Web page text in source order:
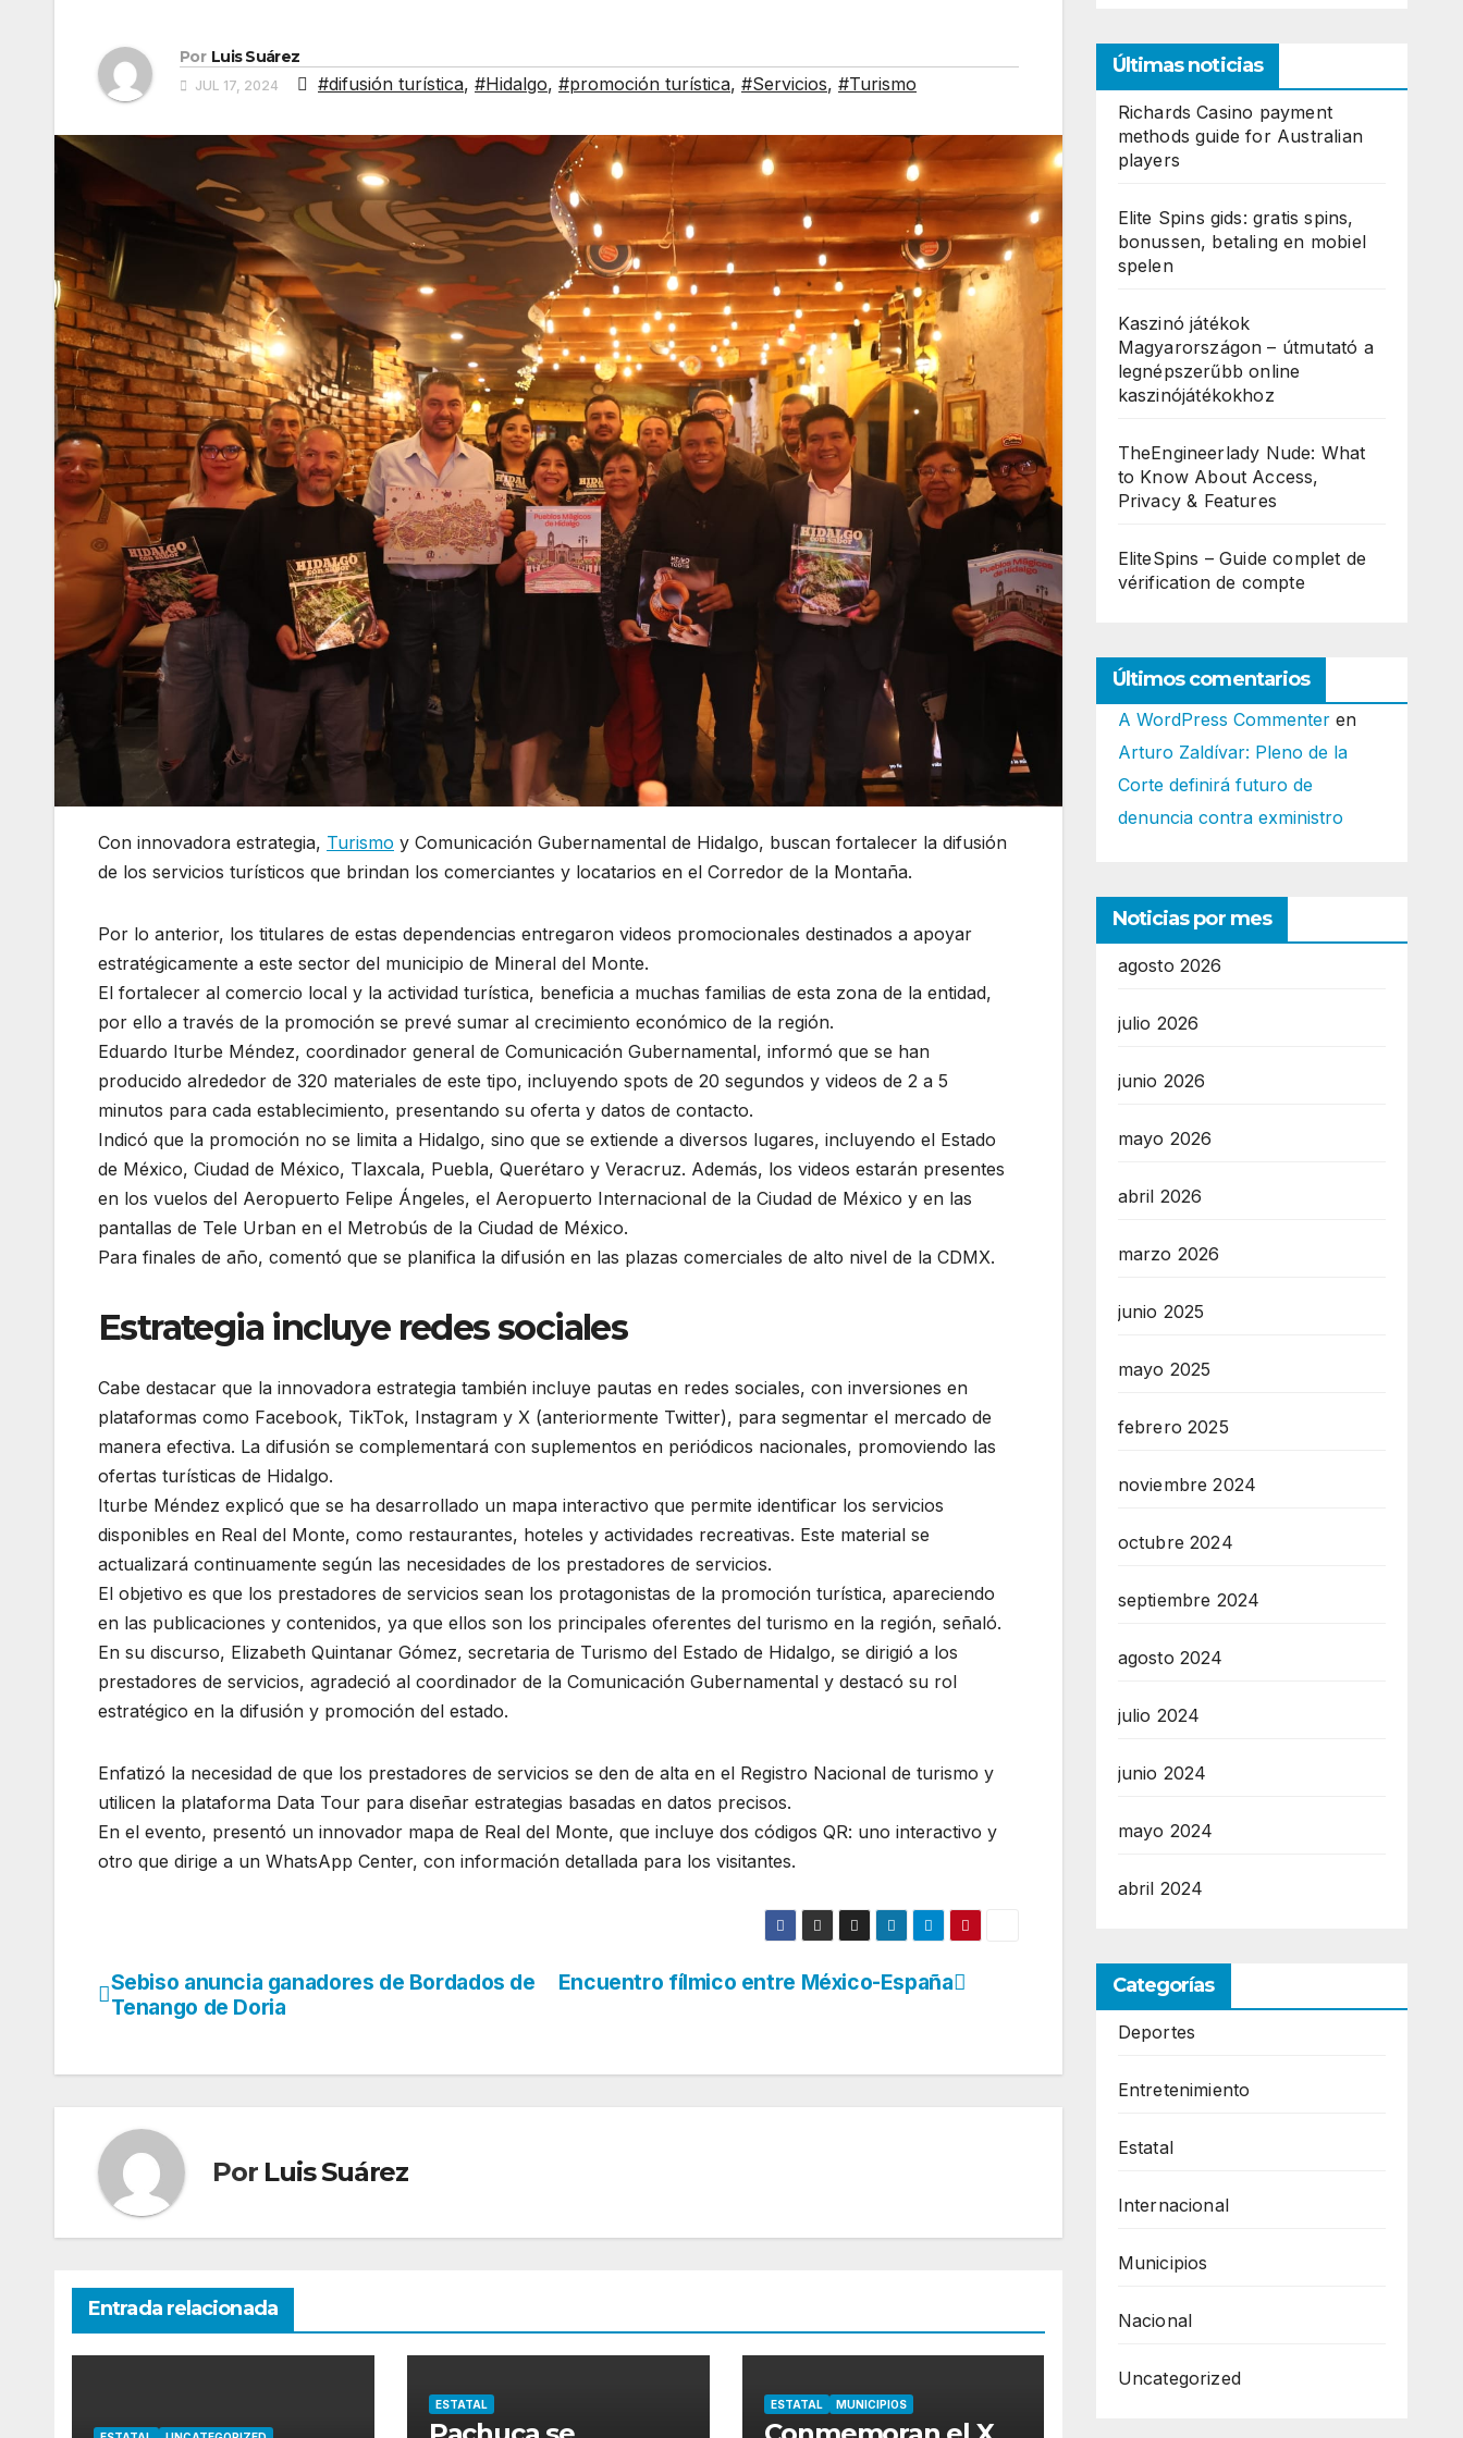
Por Luis Suárez
JUL 17, 2024 #difusión turística, #Hidalgo, #promoción turística, #Servicios, #Turismo
Con innovadora estrategia, Turismo y Comunicación Gubernamental de Hidalgo, buscan fortalecer la difusión
de los servicios turísticos que brindan los comerciantes y locatarios en el Corredor de la Montaña.
Por lo anterior, los titulares de estas dependencias entregaron videos promocionales destinados a apoyar
estratégicamente a este sector del municipio de Mineral del Monte.
El fortalecer al comercio local y la actividad turística, beneficia a muchas familias de esta zona de la entidad,
por ello a través de la promoción se prevé sumar al crecimiento económico de la región.
Eduardo Iturbe Méndez, coordinador general de Comunicación Gubernamental, informó que se han
producido alrededor de 320 materiales de este tipo, incluyendo spots de 20 segundos y videos de 2 a 5
minutos para cada establecimiento, presentando su oferta y datos de contacto.
Indicó que la promoción no se limita a Hidalgo, sino que se extiende a diversos lugares, incluyendo el Estado
de México, Ciudad de México, Tlaxcala, Puebla, Querétaro y Veracruz. Además, los videos estarán presentes
en los vuelos del Aeropuerto Felipe Ángeles, el Aeropuerto Internacional de la Ciudad de México y en las
pantallas de Tele Urban en el Metrobús de la Ciudad de México.
Para finales de año, comentó que se planifica la difusión en las plazas comerciales de alto nivel de la CDMX.
Estrategia incluye redes sociales
Cabe destacar que la innovadora estrategia también incluye pautas en redes sociales, con inversiones en
plataformas como Facebook, TikTok, Instagram y X (anteriormente Twitter), para segmentar el mercado de
manera efectiva. La difusión se complementará con suplementos en periódicos nacionales, promoviendo las
ofertas turísticas de Hidalgo.
Iturbe Méndez explicó que se ha desarrollado un mapa interactivo que permite identificar los servicios
disponibles en Real del Monte, como restaurantes, hoteles y actividades recreativas. Este material se
actualizará continuamente según las necesidades de los prestadores de servicios.
El objetivo es que los prestadores de servicios sean los protagonistas de la promoción turística, apareciendo
en las publicaciones y contenidos, ya que ellos son los principales oferentes del turismo en la región, señaló.
En su discurso, Elizabeth Quintanar Gómez, secretaria de Turismo del Estado de Hidalgo, se dirigió a los
prestadores de servicios, agradeció al coordinador de la Comunicación Gubernamental y destacó su rol
estratégico en la difusión y promoción del estado.
Enfatizó la necesidad de que los prestadores de servicios se den de alta en el Registro Nacional de turismo y
utilicen la plataforma Data Tour para diseñar estrategias basadas en datos precisos.
En el evento, presentó un innovador mapa de Real del Monte, que incluye dos códigos QR: uno interactivo y
otro que dirige a un WhatsApp Center, con información detallada para los visitantes.
Navegación
entradas
Encuentro fílmico entre México-España
Sebiso anuncia ganadores de Bordados de
Tenango de Doria
Por Luis Suárez
Entrada relacionada
ESTATAL ESTATAL MUNICIPIOS
Últimas noticias
Richards Casino payment
methods guide for Australian
players
Elite Spins gids: gratis spins,
bonussen, betaling en mobiel
spelen
Kaszinó játékok
Magyarországon – útmutató a
legnépszerűbb online
kaszinójátékokhoz
TheEngineerlady Nude: What
to Know About Access,
Privacy & Features
EliteSpins – Guide complet de
vérification de compte
Últimos comentarios
A WordPress Commenteren
Arturo Zaldívar: Pleno de la
Corte definirá futuro de
denuncia contra exministro
Noticias por mes
agosto 2026
julio 2026
junio 2026
mayo 2026
abril 2026
marzo 2026
junio 2025
mayo 2025
febrero 2025
noviembre 2024
octubre 2024
septiembre 2024
agosto 2024
julio 2024
junio 2024
mayo 2024
abril 2024
Categorías
Deportes
Entretenimiento
Estatal
Internacional
Municipios
Nacional
Uncategorized